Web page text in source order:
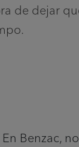
de dejar
En Benzac,